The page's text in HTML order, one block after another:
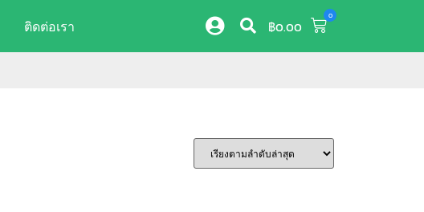
ติดต่อเรา ฿0.00
0